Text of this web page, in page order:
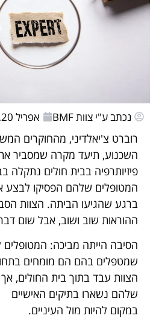
נכתב ע"י צוות BMF אפריל 20, 2026
רוברט צ'יאלדיני, מהחוקרים
השכנוע, תיעד מקרה שמסביר
פיזיותרפיה בבית חולים נתקלה
המטופלים שלהם הפסיקו לבצע
ברגע שהגיעו הביתה. הצוות
ההוראות שוב ושוב, אבל שום
הסיבה הייתה מביכה:
שמטפלים בהם הם מומחים
הצוות עבד בתוך בית החולים,
שלהם נשארו בתיקים האישיים
במקום להיות מול העיניים.